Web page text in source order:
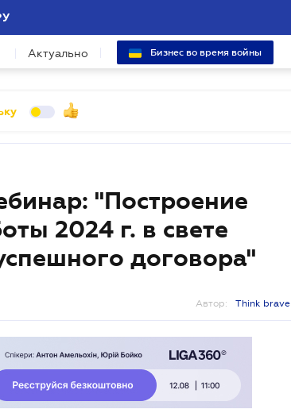
Актуально Бизнес во время войны
"Построение
2024 г. в свете
договора"
Автор: Think brave